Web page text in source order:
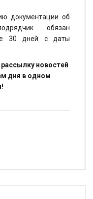
документации об
обязан
30 дней с даты
новостей
дня в одном